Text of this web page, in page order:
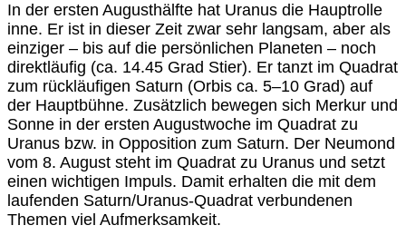
In der ersten Augusthälfte hat Uranus die Hauptrolle
inne. Er ist in dieser Zeit zwar sehr langsam, aber als
einziger – bis auf die persönlichen Planeten – noch
direktläufig (ca. 14.45 Grad Stier). Er tanzt im Quadrat
zum rückläufigen Saturn (Orbis ca. 5–10 Grad) auf
der Hauptbühne. Zusätzlich bewegen sich Merkur und
Sonne in der ersten Augustwoche im Quadrat zu
Uranus bzw. in Opposition zum Saturn. Der Neumond
vom 8. August steht im Quadrat zu Uranus und setzt
einen wichtigen Impuls. Damit erhalten die mit dem
laufenden Saturn/Uranus-Quadrat verbundenen
Themen viel Aufmerksamkeit.